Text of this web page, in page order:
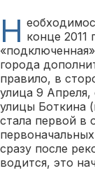
Н конце 2011
города
правило, в
улица 9
улицы Боткина
стала первой в
сразу после
водится, это